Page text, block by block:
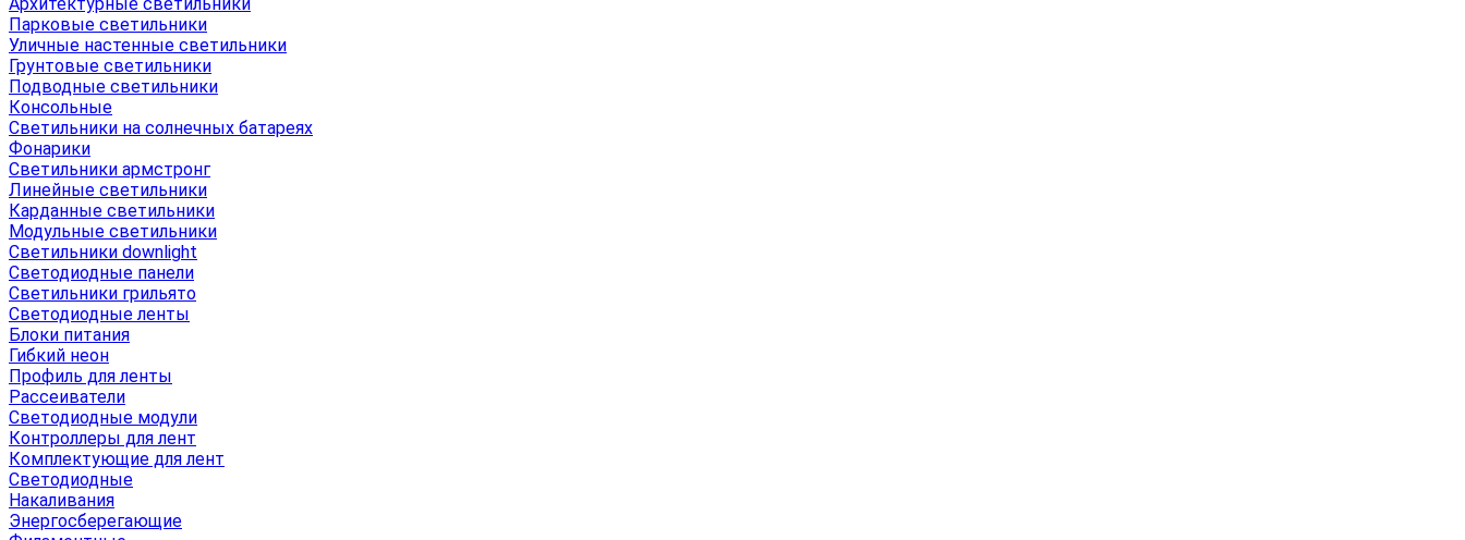
Архитектурные светильники
Парковые светильники
Уличные настенные светильники
Грунтовые светильники
Подводные светильники
Консольные
Светильники на солнечных батареях
Фонарики
Светильники армстронг
Линейные светильники
Карданные светильники
Модульные светильники
Светильники downlight
Светодиодные панели
Светильники грильято
Светодиодные ленты
Блоки питания
Гибкий неон
Профиль для ленты
Рассеиватели
Светодиодные модули
Контроллеры для лент
Комплектующие для лент
Светодиодные
Накаливания
Энергосберегающие